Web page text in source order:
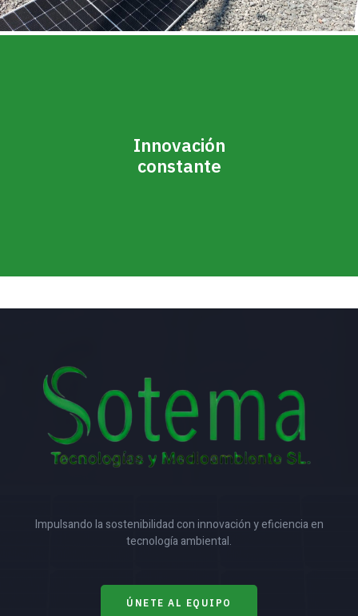
Innovación
constante
Impulsando la sostenibilidad con innovación y eficiencia en
tecnología ambiental.
ÚNETE AL EQUIPO